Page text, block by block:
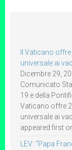
Il Vaticano
universale ai
Dicembre 29,
Comunicato
19 e della
Vaticano offre
universale ai
appeared first
LEV: “Papa